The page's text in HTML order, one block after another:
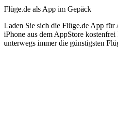
Flüge.de als App im Gepäck
Laden Sie sich die Flüge.de App
iPhone aus dem AppStore
unterwegs immer die günstigsten